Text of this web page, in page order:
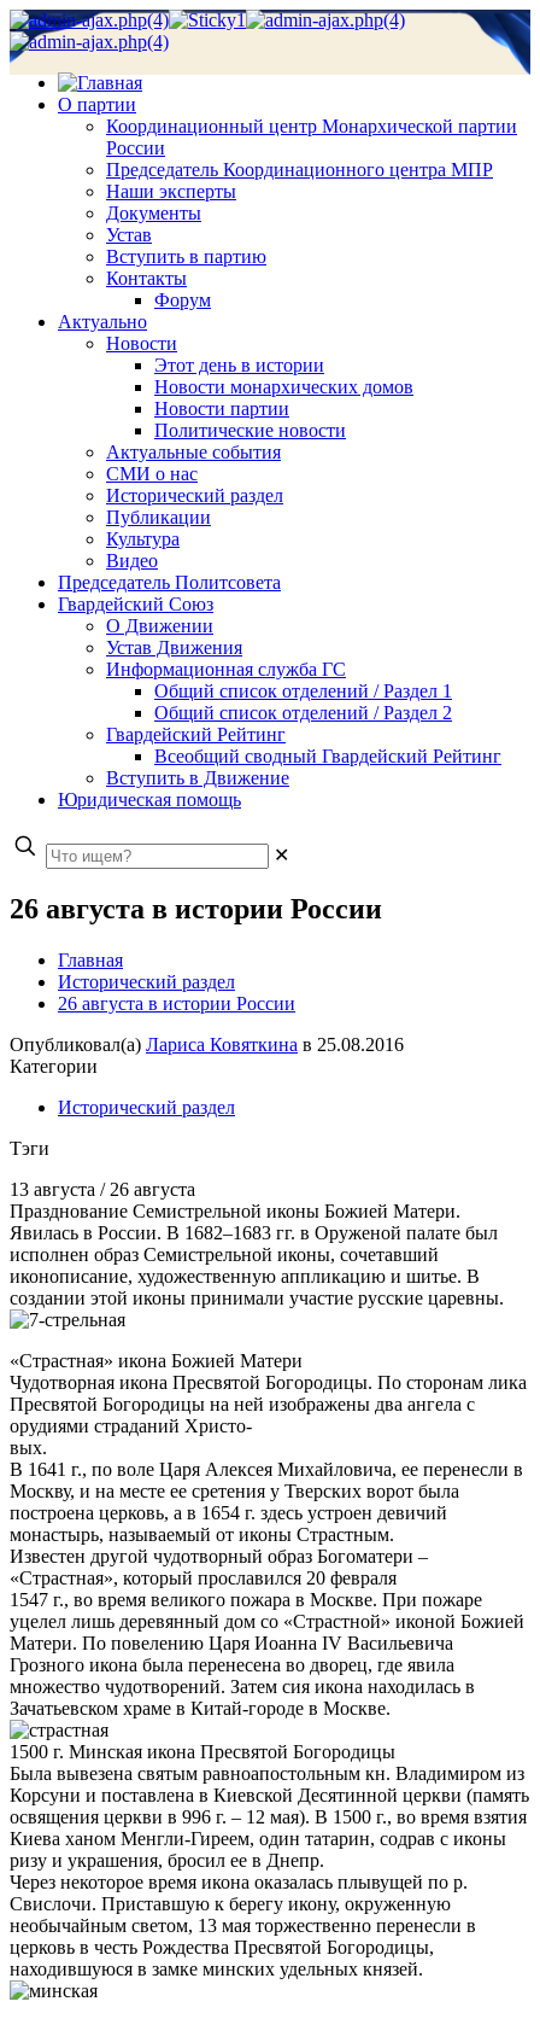
О партии
Координационный центр Монархической партии
России
Председатель Координационного центра МПР
Наши эксперты
Документы
Устав
Вступить в партию
Контакты
Форум
Актуально
Новости
Этот день в истории
Новости монархических домов
Новости партии
Политические новости
Актуальные события
СМИ о нас
Исторический раздел
Публикации
Культура
Видео
Председатель Политсовета
Гвардейский Союз
О Движении
Устав Движения
Информационная служба ГС
Общий список отделений / Раздел 1
Общий список отделений / Раздел 2
Гвардейский Рейтинг
Всеобщий сводный Гвардейский Рейтинг
Вступить в Движение
Юридическая помощь
✕
26 августа в истории России
Главная
Исторический раздел
26 августа в истории России
Опубликовал(а) Лариса Ковяткина в 25.08.2016
Категории
Исторический раздел
Тэги
13 августа / 26 августа
Празднование Семистрельной иконы Божией Матери.
Явилась в России. В 1682–1683 гг. в Оруженой палате был
исполнен образ Семистрельной иконы, сочетавший
иконописание, художественную аппликацию и шитье. В
создании этой иконы принимали участие русские царевны.
«Страстная» икона Божией Матери
Чудотворная икона Пресвятой Богородицы. По сторонам лика
Пресвятой Богородицы на ней изображены два ангела с
орудиями страданий Христо-
вых.
В 1641 г., по воле Царя Алексея Михайловича, ее перенесли в
Москву, и на месте ее сретения у Тверских ворот была
построена церковь, а в 1654 г. здесь устроен девичий
монастырь, называемый от иконы Страстным.
Известен другой чудотворный образ Богоматери –
«Страстная», который прославился 20 февраля
1547 г., во время великого пожара в Москве. При пожаре
уцелел лишь деревянный дом со «Страстной» иконой Божией
Матери. По повелению Царя Иоанна IV Васильевича
Грозного икона была перенесена во дворец, где явила
множество чудотворений. Затем сия икона находилась в
Зачатьевском храме в Китай-городе в Москве.
1500 г. Минская икона Пресвятой Богородицы
Была вывезена святым равноапостольным кн. Владимиром из
Корсуни и поставлена в Киевской Десятинной церкви (память
освящения церкви в 996 г. – 12 мая). В 1500 г., во время взятия
Киева ханом Менгли-Гиреем, один татарин, содрав с иконы
ризу и украшения, бросил ее в Днепр.
Через некоторое время икона оказалась плывущей по р.
Свислочи. Приставшую к берегу икону, окруженную
необычайным светом, 13 мая торжественно перенесли в
церковь в честь Рождества Пресвятой Богородицы,
находившуюся в замке минских удельных князей.